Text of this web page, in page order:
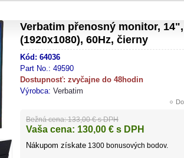
Verbatim přenosný monitor,
(1920x1080), 60Hz, čierny
Kód: 64036
Part No.: 49590
Dostupnosť: zvyčajne do 48hodin
Výrobca: Verbatim
Bežná cena: 133,00 € s DPH
Vaša cena: 130,00 € s DPH
Nákupom získate 1300 bonusových bodov.